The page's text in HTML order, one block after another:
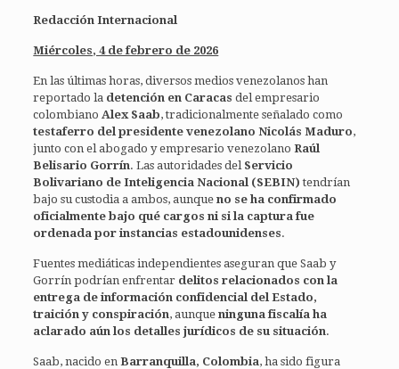
Redacción Internacional
Miércoles, 4 de febrero de 2026
En las últimas horas, diversos medios venezolanos han
reportado la detención en Caracas del empresario
colombiano Alex Saab, tradicionalmente señalado como
testaferro del presidente venezolano Nicolás Maduro,
junto con el abogado y empresario venezolanoRaúl
Belisario Gorrín. Las autoridades del Servicio
Bolivariano de Inteligencia Nacional (SEBIN) tendrían
bajo su custodia a ambos, aunqueno se ha confirmado
oficialmente bajo qué cargos ni si la captura fue
ordenada por instancias estadounidenses.
Fuentes mediáticas independientes aseguran que Saab y
Gorrín podrían enfrentar delitos relacionados con la
entrega de información confidencial del Estado,
traición y conspiración, aunqueninguna fiscalía ha
aclarado aún los detalles jurídicos de su situación.
Saab, nacido enBarranquilla, Colombia, ha sido figura